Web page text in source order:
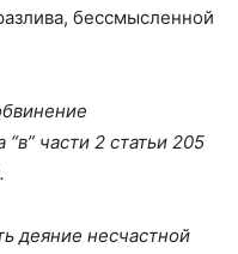
бессмысленной
части 2 статьи 205
деяние несчастной